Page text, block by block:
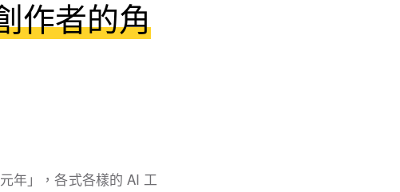
作者的角
年」，各式各樣的 AI 工